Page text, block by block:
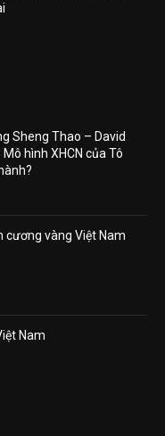
Sheng Thao – David
hình XHCN của Tô
cương vàng Việt Nam
Nam